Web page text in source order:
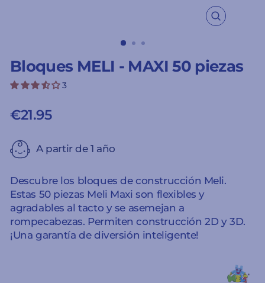
CERRAR
Bloques MELI - MAXI 50 piezas
3
€21.95
A partir de 1 año
Descubre los bloques de construcción Meli.
Estas 50 piezas Meli Maxi son flexibles y
agradables al tacto y se asemejan a
rompecabezas. Permiten construcción 2D y 3D.
¡Una garantía de diversión inteligente!